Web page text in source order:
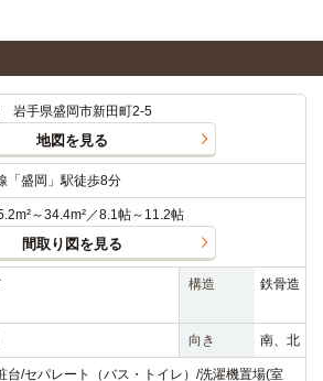
岩手県盛岡市新田町2-5
地図を見る
「盛岡」駅徒歩8分
～34.4m²／8.1帖～11.2帖
間取り図を見る
構造 鉄骨造
向き 南、北
台/セパレート（バス・トイレ）/洗濯機置場(室